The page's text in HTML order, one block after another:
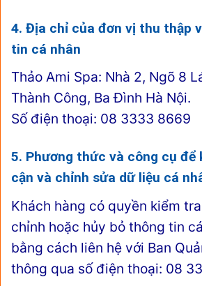
4. Địa chỉ của đơn vị thu thập
tin cá nhân
Thảo Ami Spa: Nhà 2, Ngõ 8
Thành Công, Ba Đình Hà Nội.
Số điện thoại: 08 3333 8669
5. Phương thức và công cụ để
cận và chỉnh sửa dữ liệu cá
Khách hàng có quyền kiểm
chỉnh hoặc hủy bỏ thông tin
bằng cách liên hệ với Ban
thông qua số điện thoại: 08